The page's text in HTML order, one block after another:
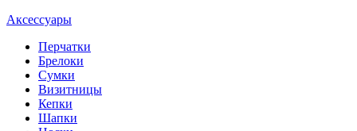
Аксессуары
Перчатки
Брелоки
Сумки
Визитницы
Кепки
Шапки